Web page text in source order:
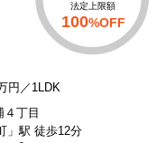
法定上限額
100%OFF
円／1LDK
丁目
」駅 徒歩12分